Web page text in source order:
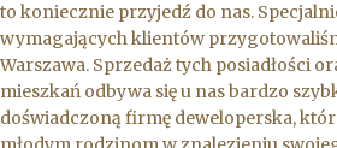
to koniecznie przyjedź do nas.
wymagających klientów
Warszawa. Sprzedaż tych posiadłości
mieszkań odbywa się u nas bardzo
doświadczoną firmę deweloperska,